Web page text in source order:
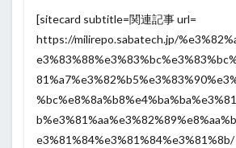
[sitecard subtitle=関連記事 url=
https://milirepo.sabatech.jp/
e3%81%84%e3%81%84%e3%81%8b/